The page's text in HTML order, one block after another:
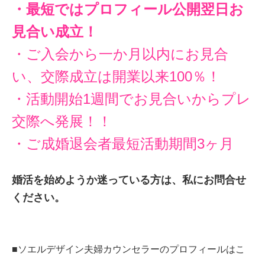
・最短ではプロフィール公開翌日お
見合い成立！
・ご入会から一か月以内にお見合
い、交際成立は開業以来100％！
・活動開始1週間でお見合いからプレ
交際へ発展！！
・ご成婚退会者最短活動期間3ヶ月
婚活を始めようか迷っている方は、私にお問合せ
ください。
■ソエルデザイン夫婦カウンセラーのプロフィールはこ